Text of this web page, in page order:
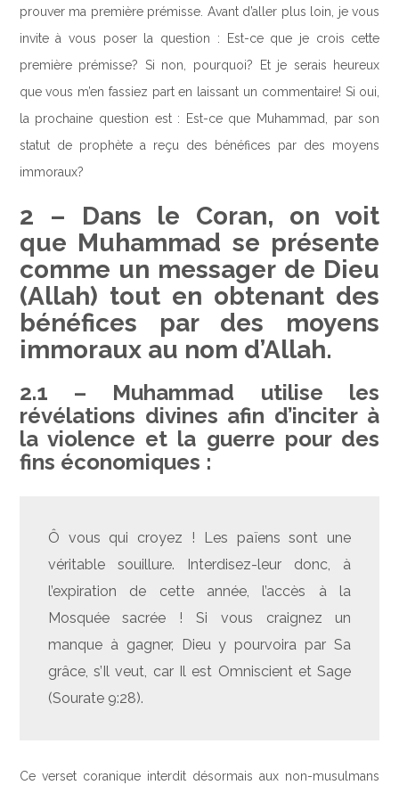
prouver ma première prémisse. Avant d’aller plus loin, je vous
invite à vous poser la question : Est-ce que je crois cette
première prémisse? Si non, pourquoi? Et je serais heureux
que vous m’en fassiez part en laissant un commentaire! Si oui,
la prochaine question est : Est-ce que Muhammad, par son
statut de prophète a reçu des bénéfices par des moyens
immoraux?
2 – Dans le Coran, on voit
que Muhammad se présente
comme un messager de Dieu
(Allah) tout en obtenant des
bénéfices par des moyens
immoraux au nom d’Allah.
2.1 – Muhammad utilise les
révélations divines afin d’inciter à
la violence et la guerre pour des
fins économiques :
Ô vous qui croyez ! Les païens sont une
véritable souillure. Interdisez-leur donc, à
l’expiration de cette année, l’accès à la
Mosquée sacrée ! Si vous craignez un
manque à gagner, Dieu y pourvoira par Sa
grâce, s’Il veut, car Il est Omniscient et Sage
(Sourate 9:28).
Ce verset coranique interdit désormais aux non-musulmans